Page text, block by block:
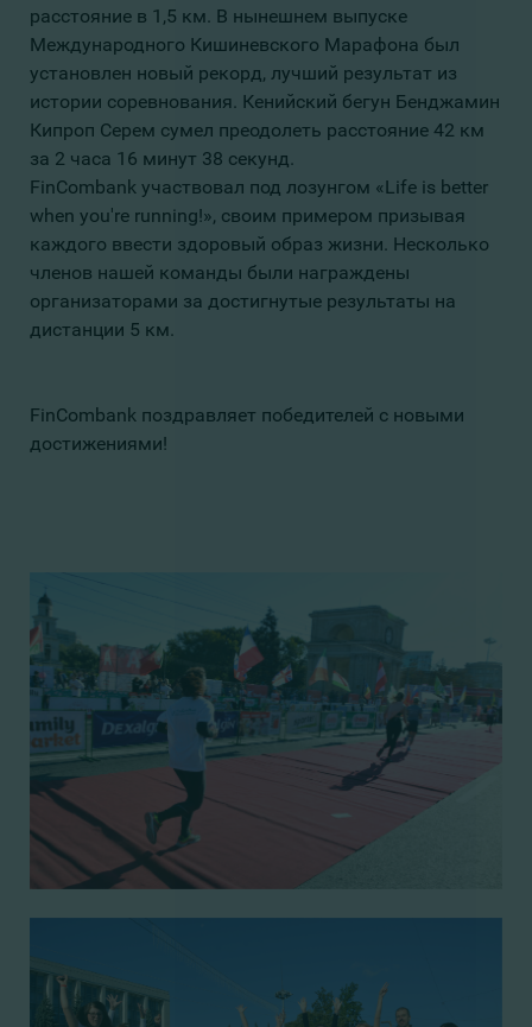
расстояние в 1,5 км. В нынешнем выпуске
Международного Кишиневского Марафона был
установлен ​​новый рекорд, лучший результат из
истории соревнования. Кенийский бегун Бенджамин
Кипроп Серем сумел преодолеть расстояние 42 км
за 2 часа 16 минут 38 секунд.
FinCombank участвовал под лозунгом «Life is better
when you're running!», своим примером призывая
каждого ввести здоровый образ жизни. Несколько
членов нашей команды были награждены
организаторами за достигнутые результаты на
дистанции 5 км.
FinCombank поздравляет победителей с новыми
достижениями!